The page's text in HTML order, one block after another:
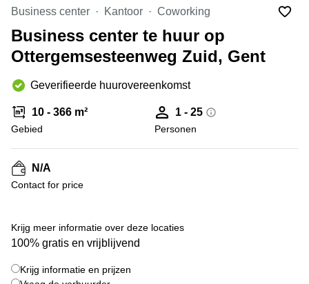
huren
Elsene
Brugge
Herentals
Aalst
Oostende
Mechelen
Coworking-
ruimtes te
huur in
Gent
Coworking
Niklaas
huren in
Gent
Handelspand
Location
centre
à Mons
Business center Kantoor Coworking
Business center te huur op
Ottergemsesteenweg Zuid, Gent
Geverifieerde huurovereenkomst
10 - 366 m²
Gebied
1 - 25
Personen
N/A
Contact for price
Krijg meer informatie over deze locaties
100% gratis en vrijblijvend
Krijg informatie en prijzen